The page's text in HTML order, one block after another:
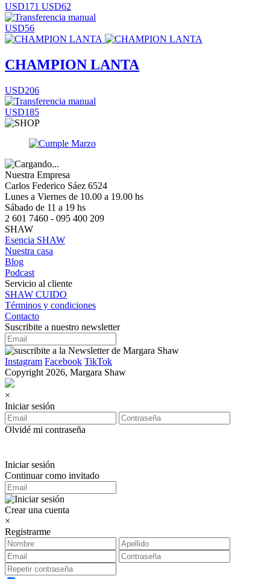
USD171 USD62
USD56
CHAMPION LANTA
USD206
USD185
Nuestra Empresa
Carlos Federico Sáez 6524
Lunes a Viernes de 10.00 a 19.00 hs
Sábado de 11 a 19 hs
2 601 7460 - 095 400 209
SHAW
Esencia SHAW
Nuestra casa
Blog
Podcast
Servicio al cliente
SHAW CUIDO
Términos y condiciones
Contacto
Suscribite a nuestro newsletter
Instagram Facebook TikTok
Copyright 2026, Margara Shaw
×
Iniciar sesión
Olvidé mi contraseña
Iniciar sesión
Continuar como invitado
Crear una cuenta
×
Registrarme